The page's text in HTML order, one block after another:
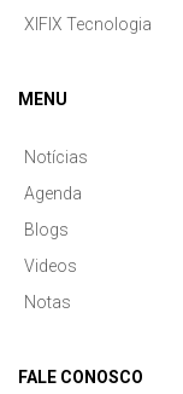
XIFIX Tecnologia
MENU
Notícias
Agenda
Blogs
Videos
Notas
FALE CONOSCO